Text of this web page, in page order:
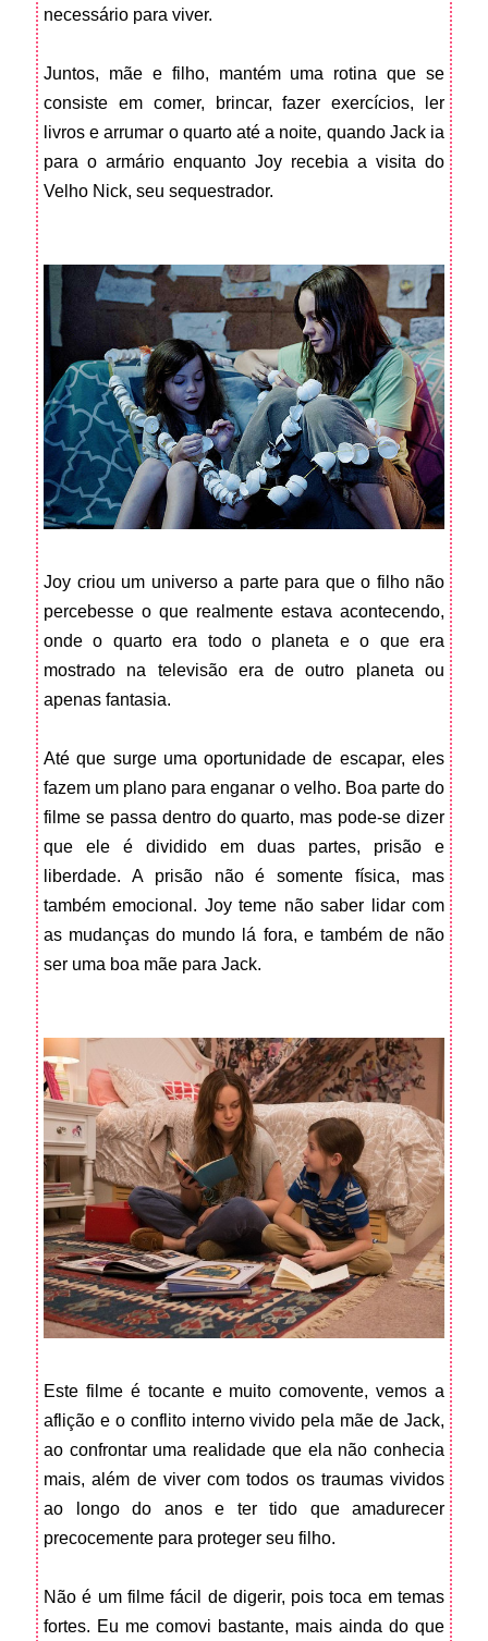
necessário para viver.
Juntos, mãe e filho, mantém uma rotina que se
consiste em comer, brincar, fazer exercícios, ler
livros e arrumar o quarto até a noite, quando Jack ia
para o armário enquanto Joy recebia a visita do
Velho Nick, seu sequestrador.
Joy criou um universo a parte para que o filho não
percebesse o que realmente estava acontecendo,
onde o quarto era todo o planeta e o que era
mostrado na televisão era de outro planeta ou
apenas fantasia.
Até que surge uma oportunidade de escapar, eles
fazem um plano para enganar o velho. Boa parte do
filme se passa dentro do quarto, mas pode-se dizer
que ele é dividido em duas partes, prisão e
liberdade. A prisão não é somente física, mas
também emocional. Joy teme não saber lidar com
as mudanças do mundo lá fora, e também de não
ser uma boa mãe para Jack.
Este filme é tocante e muito comovente, vemos a
aflição e o conflito interno vivido pela mãe de Jack,
ao confrontar uma realidade que ela não conhecia
mais, além de viver com todos os traumas vividos
ao longo do anos e ter tido que amadurecer
precocemente para proteger seu filho.
Não é um filme fácil de digerir, pois toca em temas
fortes. Eu me comovi bastante, mais ainda do que